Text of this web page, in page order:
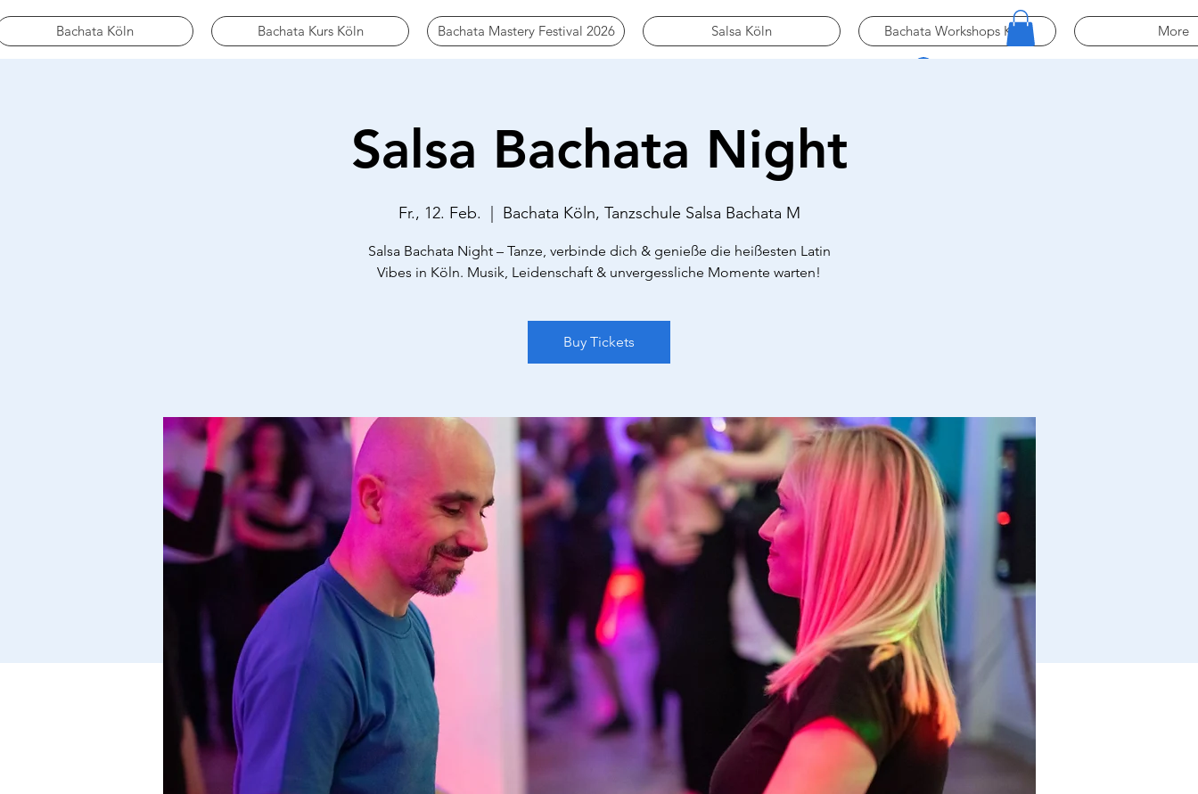
Bachata Köln Bachata Kurs Köln Bachata Mastery Festival 2026 Salsa Köln Bachata Workshops Köln More
Salsa Bachata Night
Fr., 12. Feb.
  |
Bachata Köln, Tanzschule Salsa Bachata M
Salsa Bachata Night – Tanze, verbinde dich & genieße die heißesten Latin
Vibes in Köln. Musik, Leidenschaft & unvergessliche Momente warten!
Buy Tickets